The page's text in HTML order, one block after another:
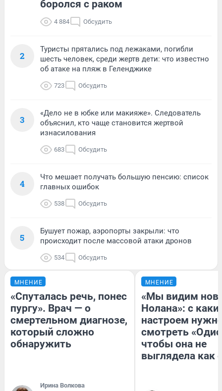
боролся с раком
4 884 Обсудить
2
Туристы прятались под лежаками, погибли
шесть человек, среди жертв дети: что известно
об атаке на пляж в Геленджике
723 Обсудить
3
«Дело не в юбке или макияже». Следователь
объяснил, кто чаще становится жертвой
изнасилования
683 Обсудить
4
Что мешает получать большую пенсию: список
главных ошибок
538 Обсудить
5
Бушует пожар, аэропорты закрыли: что
происходит после массовой атаки дронов
534 Обсудить
МНЕНИЕ
«Спуталась речь, понес
пургу». Врач — о
смертельном диагнозе,
который сложно
обнаружить
Ирина Волкова
МНЕНИЕ
«Мы видим
Нолана»: с
настроем
смотреть
чтобы она не
выглядела как